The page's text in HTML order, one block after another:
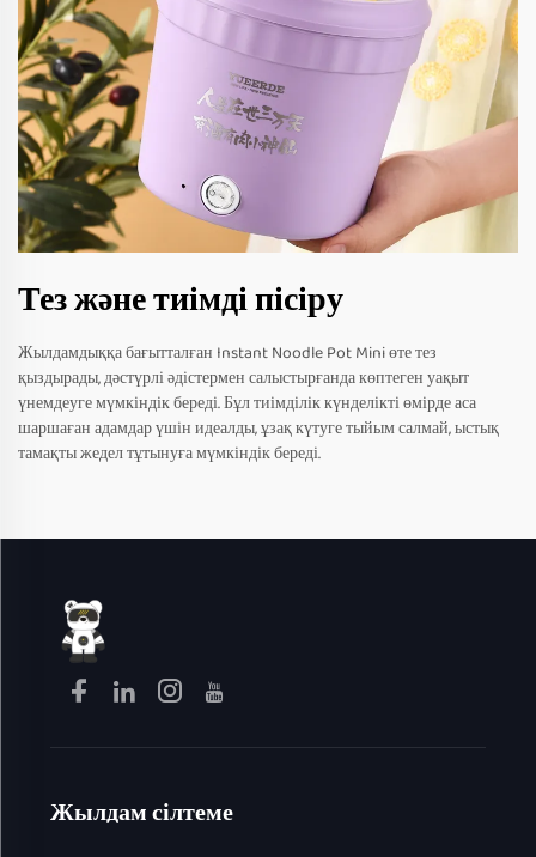
Тез және тиімді пісіру
Жылдамдыққа бағытталған Instant Noodle Pot Mini өте тез
қыздырады, дәстүрлі әдістермен салыстырғанда көптеген уақыт
үнемдеуге мүмкіндік береді. Бұл тиімділік күнделікті өмірде аса
шаршаған адамдар үшін идеалды, ұзақ күтуге тыйым салмай, ыстық
тамақты жедел тұтынуға мүмкіндік береді.
Жылдам сілтеме